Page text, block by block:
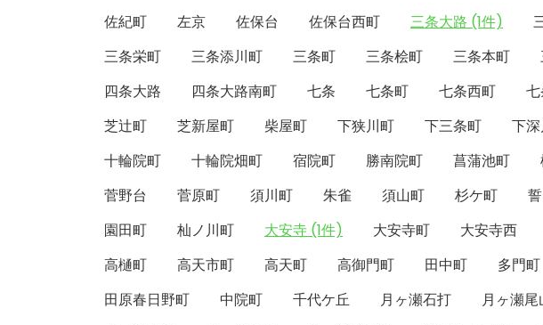
佐紀町
左京 佐保台 佐保台西町 三条大路 (1件)
三条栄町
三条添川町 三条町 三条桧町 三条本町
四条大路
四条大路南町 七条 七条町 七条西町
芝辻町
芝新屋町 柴屋町 下狭川町 下三条町 下
十輪院町
十輪院畑町 宿院町 勝南院町 菖蒲池町
菅野台
菅原町 須川町 朱雀 須山町 杉ケ町
園田町
杣ノ川町 大安寺 (1件) 大安寺町 大安寺西
高樋町
高天市町 高天町 高御門町 田中町 多門町
田原春日野町
中院町 千代ケ丘 月ヶ瀬石打 月ヶ瀬尾